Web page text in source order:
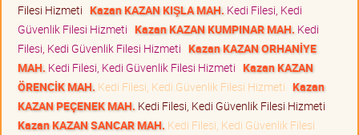
Filesi Hizmeti Kazan KAZAN KIŞLA MAH. Kedi Filesi, Kedi
Güvenlik Filesi Hizmeti Kazan KAZAN KUMPINAR MAH. Kedi
Filesi, Kedi Güvenlik Filesi Hizmeti Kazan KAZAN ORHANİYE
MAH. Kedi Filesi, Kedi Güvenlik Filesi Hizmeti Kazan KAZAN
ÖRENCİK MAH. Kedi Filesi, Kedi Güvenlik Filesi Hizmeti Kazan
KAZAN PEÇENEK MAH. Kedi Filesi, Kedi Güvenlik Filesi Hizmeti
Kazan KAZAN SANCAR MAH. Kedi Filesi, Kedi Güvenlik Filesi